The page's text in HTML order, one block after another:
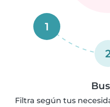
1
Filtra según tus